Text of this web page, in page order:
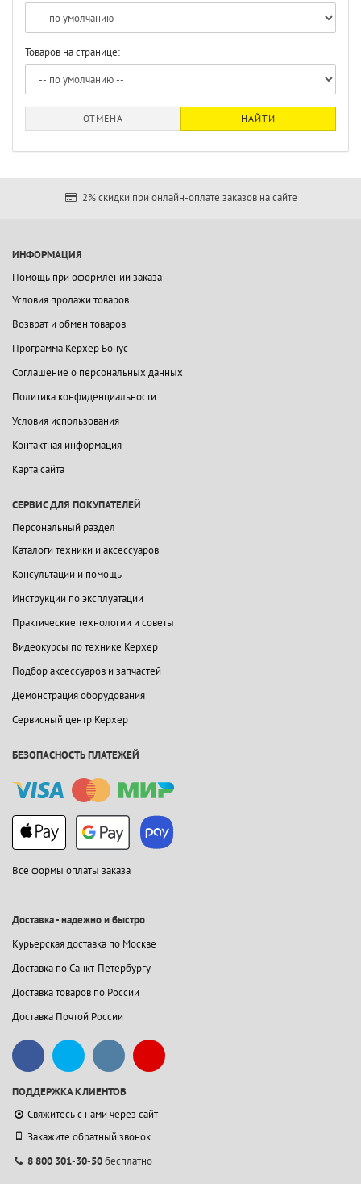
Товаров на странице:
ОТМЕНА НАЙТИ
2% скидки при онлайн-оплате заказов на сайте
ИНФОРМАЦИЯ
Помощь при оформлении заказа
Условия продажи товаров
Возврат и обмен товаров
Программа Керхер Бонус
Соглашение о персональных данных
Политика конфиденциальности
Условия использования
Контактная информация
Карта сайта
СЕРВИС ДЛЯ ПОКУПАТЕЛЕЙ
Персональный раздел
Каталоги техники и аксессуаров
Консультации и помощь
Инструкции по эксплуатации
Практические технологии и советы
Видеокурсы по технике Керхер
Подбор аксессуаров и запчастей
Демонстрация оборудования
Сервисный центр Керхер
БЕЗОПАСНОСТЬ ПЛАТЕЖЕЙ
Все формы оплаты заказа
Доставка - надежно и быстро
Курьерская доставка по Москве
Доставка по Санкт-Петербургу
Доставка товаров по России
Доставка Почтой России
ПОДДЕРЖКА КЛИЕНТОВ
Свяжитесь с нами через сайт
Закажите обратный звонок
8 800 301-30-50бесплатно